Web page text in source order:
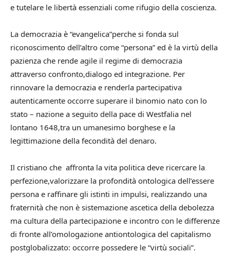
e tutelare le libertà essenziali come rifugio della coscienza.
La democrazia è “evangelica”perche si fonda sul
riconoscimento dell’altro come “persona” ed è la virtù della
pazienza che rende agile il regime di democrazia
attraverso confronto,dialogo ed integrazione. Per
rinnovare la democrazia e renderla partecipativa
autenticamente occorre superare il binomio nato con lo
stato – nazione a seguito della pace di Westfalia nel
lontano 1648,tra un umanesimo borghese e la
legittimazione della fecondità del denaro.
Il cristiano che affronta la vita politica deve ricercare la
perfezione,valorizzare la profondità ontologica dell’essere
persona e raffinare gli istinti in impulsi, realizzando una
fraternità che non è sistemazione ascetica della debolezza
ma cultura della partecipazione e incontro con le differenze
di fronte all’omologazione antiontologica del capitalismo
postglobalizzato: occorre possedere le “virtù sociali”.